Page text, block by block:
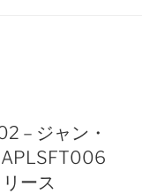
– ジャン・
APLSFT006
ース